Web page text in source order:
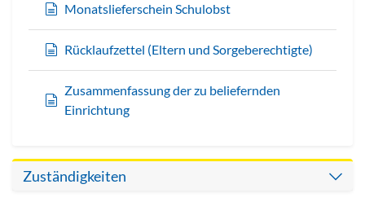
Monatslieferschein Schulobst
Rücklaufzettel (Eltern und Sorgeberechtigte)
Zusammenfassung der zu beliefernden
Einrichtung
Zuständigkeiten